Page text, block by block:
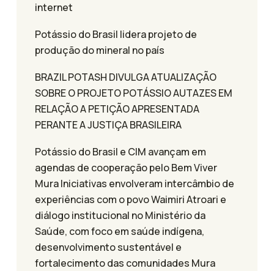
internet
Potássio do Brasil lidera projeto de
produção do mineral no país
BRAZIL POTASH DIVULGA ATUALIZAÇÃO
SOBRE O PROJETO POTÁSSIO AUTAZES EM
RELAÇÃO A PETIÇÃO APRESENTADA
PERANTE A JUSTIÇA BRASILEIRA
Potássio do Brasil e CIM avançam em
agendas de cooperação pelo Bem Viver
Mura Iniciativas envolveram intercâmbio de
experiências com o povo Waimiri Atroari e
diálogo institucional no Ministério da
Saúde, com foco em saúde indígena,
desenvolvimento sustentável e
fortalecimento das comunidades Mura